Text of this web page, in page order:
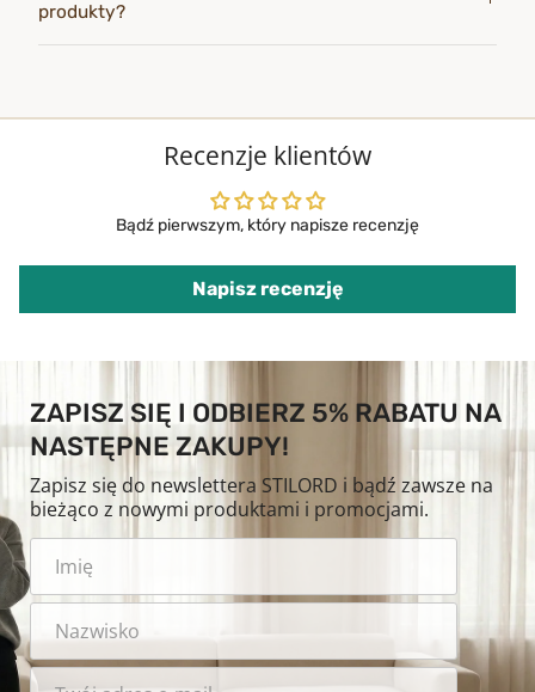
produkty?
Recenzje klientów
Bądź pierwszym, który napisze recenzję
Napisz recenzję
ZAPISZ SIĘ I ODBIERZ 5% RABATU NA
NASTĘPNE ZAKUPY!
Zapisz się do newslettera STILORD i bądź zawsze na
bieżąco z nowymi produktami i promocjami.